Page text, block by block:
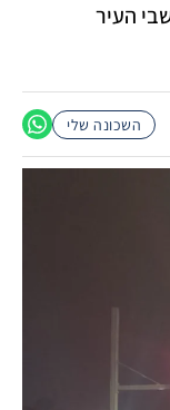
העיר
השכונה שלי